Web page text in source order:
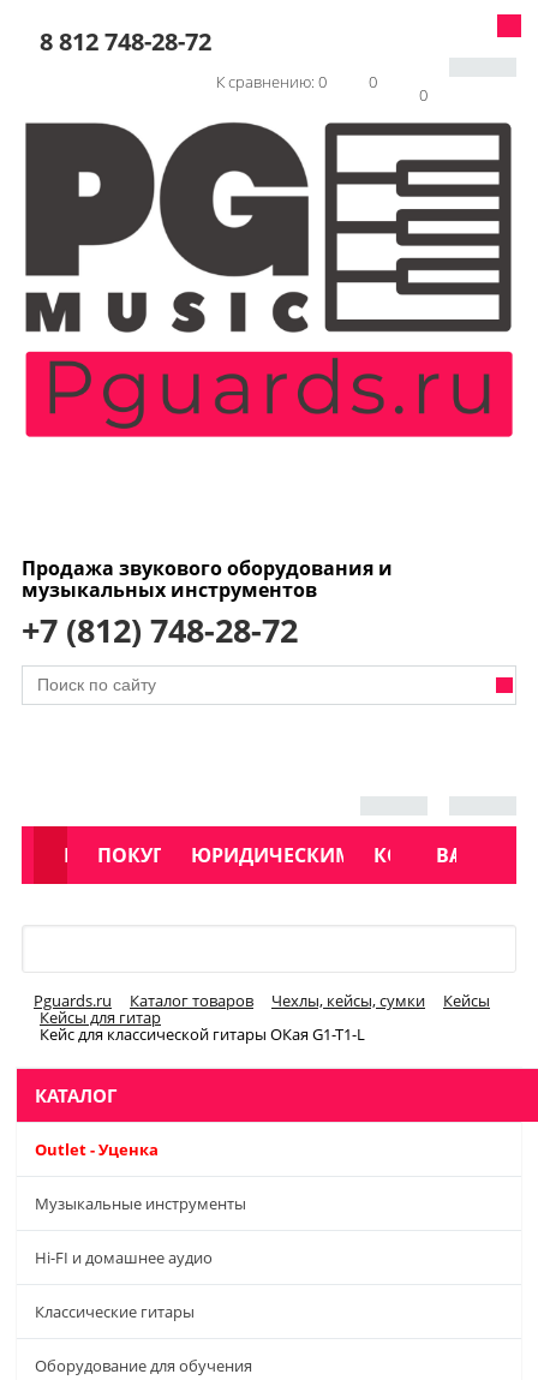
8 812 748-28-72
0
0
К сравнению: 0
Продажа звукового оборудования и
музыкальных инструментов
+7 (812) 748-28-72
АКЦИИ
КАТАЛОГ
ПОКУПАТЕЛЯМЮРИДИЧЕСКИМ ЛИЦАМКОНТАКТЫ
УСЛУГИ
Pguards.ru Каталог товаров Чехлы, кейсы, сумки Кейсы
Кейсы для гитар
Кейс для классической гитары ОКая G1-T1-L
КАТАЛОГ
Outlet - Уценка
Музыкальные инструменты
Hi-FI и домашнее аудио
Классические гитары
Оборудование для обучения